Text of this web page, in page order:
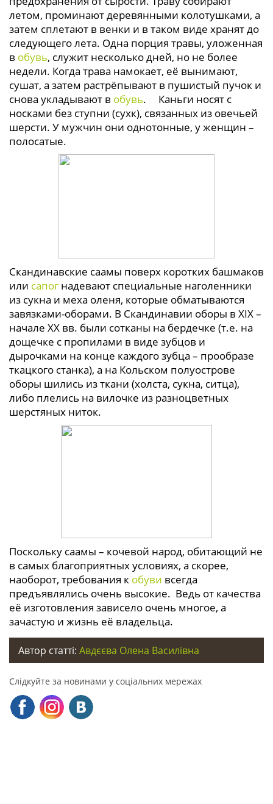
летом, проминают деревянными колотушками, а
затем сплетают в венки и в таком виде хранят до
следующего лета. Одна порция травы, уложенная
в обувь, служит несколько дней, но не более
недели. Когда трава намокает, её вынимают,
сушат, а затем растрёпывают в пушистый пучок и
снова укладывают в обувь. Каньги носят с
носками без ступни (сухк), связанных из овечьей
шерсти. У мужчин они однотонные, у женщин –
полосатые.
Скандинавские саамы поверх коротких башмаков
или сапог надевают специальные наголенники
из сукна и меха оленя, которые обматываются
завязками-оборами. В Скандинавии оборы в XIX –
начале XX вв. были сотканы на бердечке (т.е. на
дощечке с пропилами в виде зубцов и
дырочками на конце каждого зубца – прообразе
ткацкого станка), а на Кольском полуострове
оборы шились из ткани (холста, сукна, ситца),
либо плелись на вилочке из разноцветных
шерстяных ниток.
Поскольку саамы – кочевой народ, обитающий не
в самых благоприятных условиях, а скорее,
наоборот, требования к обуви всегда
предъявлялись очень высокие. Ведь от качества
её изготовления зависело очень многое, а
зачастую и жизнь её владельца.
Автор статті: Авдєєва Олена Василівна
Слідкуйте за новинами у соціальних мережах